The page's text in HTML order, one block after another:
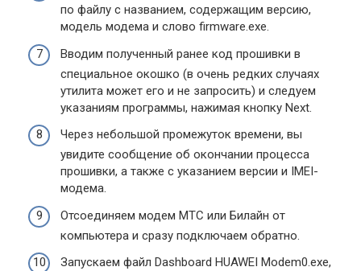
по файлу с названием, содержащим версию,
модель модема и слово firmware.exe.
Вводим полученный ранее код прошивки в
специальное окошко (в очень редких случаях
утилита может его и не запросить) и следуем
указаниям программы, нажимая кнопку Next.
Через небольшой промежуток времени, вы
увидите сообщение об окончании процесса
прошивки, а также с указанием версии и IMEI-
модема.
Отсоединяем модем МТС или Билайн от
компьютера и сразу подключаем обратно.
Запускаем файл Dashboard HUAWEI Modem0.exe,